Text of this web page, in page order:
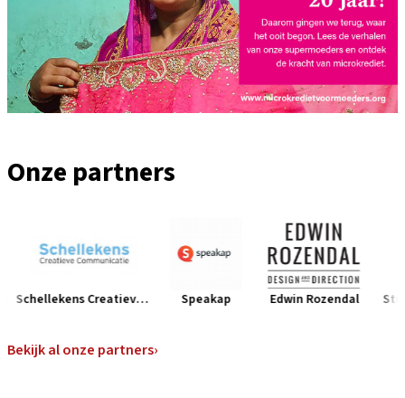
Onze partners
Schellekens Creatieve Communicaties Speakap Edwin Rozendal
Namasté Reizen
Schellekens Creatieve Communicaties
Bekijk al onze partners›